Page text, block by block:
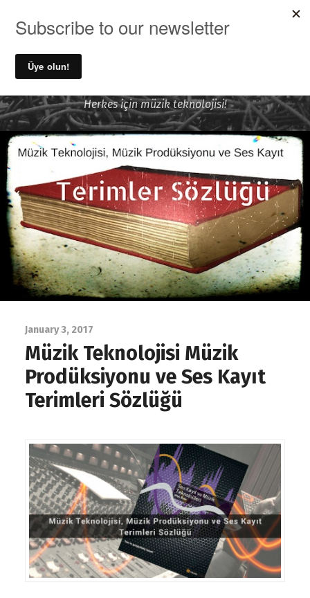
Ufuk Önen ile Ses Kayıt ve
Müzik Teknolojileri
Herkes için müzik teknolojisi!
January 3, 2017
Müzik Teknolojisi Müzik
Prodüksiyonu ve Ses Kayıt
Terimleri Sözlüğü